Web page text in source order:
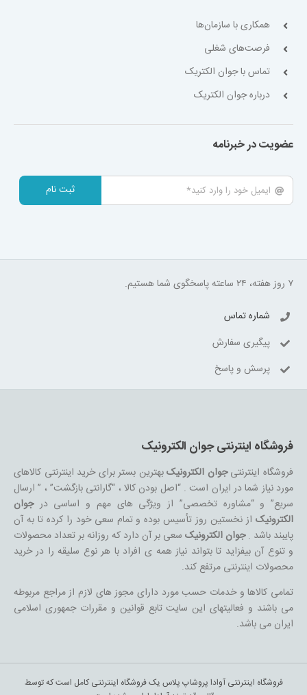
همکاری با سازمان‌ها
فرصت‌های شغلی
تماس با جوان الکتریک
درباره جوان الکتریک
عضویت در خبرنامه
ثبت نام
۷ روز هفته، ۲۴ ساعته پاسخگوی شما هستیم.
شماره تماس
پیگیری سفارش
پرسش و پاسخ
فروشگاه اینترنتی جوان الکترونیک
فروشگاه اینترنتیجوان الکترونیکبهترین بستر برای خرید اینترنتی کالاهای
مورد نیاز شما در ایران است . “اصل بودن کالا ، “گارانتی بازگشت” ، ” ارسال
سریع” و “مشاوره تخصصی” از ویژگی های مهم و اساسی درجوان
الکترونیکاز نخستین روز تأسیس بوده و تمام سعی خود را کرده تا به آن
پایبند باشد .جوان الکترونیکسعی بر آن دارد که روزانه بر تعداد محصولات
و تنوع آن بیفزاید تا بتواند نیاز همه ی افراد با هر نوع سلیقه را در خرید
محصولات اینترنتی مرتفع کند.
تمامی کالاها و خدمات حسب مورد دارای مجوز های لازم از مراجع مربوطه
می باشند و فعالیتهای این سایت تابع قوانین و مقررات جمهوری اسلامی
ایران می باشد.
فروشگاه اینترنتی آوادا پروشاپ پلاس یک فروشگاه اینترنتی کامل است که توسط